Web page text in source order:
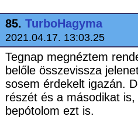
85. TurboHagyma
2021.04.17. 13:03.25
Tegnap megnéztem
belőle összevissza
sosem érdekelt igazán.
részét és a másodikat
bepótolom ezt is.